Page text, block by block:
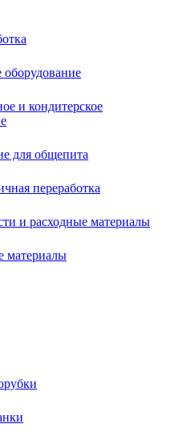
оборудование
и кондитерское
для общепита
переработка
и расходные материалы
материалы